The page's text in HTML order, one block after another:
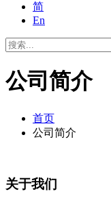
简
En
公司简介
首页
公司简介
关于我们